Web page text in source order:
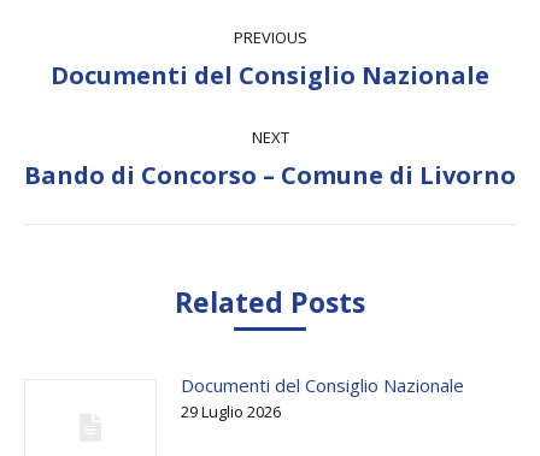
navigation
PREVIOUS
Previous
post:
Documenti del Consiglio Nazionale
NEXT
Next
Bando di Concorso – Comune di Livorno
Related Posts
Documenti del Consiglio Nazionale
29 Luglio 2026